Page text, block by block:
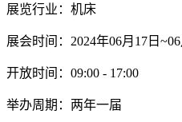
展览行业：机床
展会时间：2024年06月17日~06
开放时间：09:00 - 17:00
举办周期：两年一届